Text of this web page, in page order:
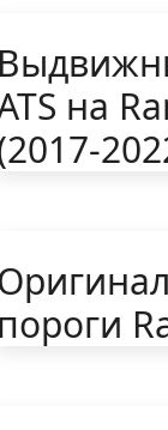
на